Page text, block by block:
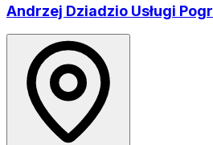
Andrzej Dziadzio Usługi